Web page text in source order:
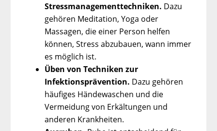
Stressmanagementtechniken. Dazu
gehören Meditation, Yoga oder
Massagen, die einer Person helfen
können, Stress abzubauen, wann immer
es möglich ist.
Üben von Techniken zur
Infektionsprävention. Dazu gehören
häufiges Händewaschen und die
Vermeidung von Erkältungen und
anderen Krankheiten.